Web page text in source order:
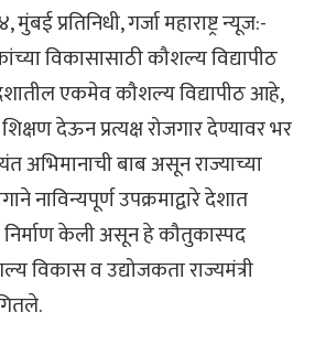
प्रतिनिधी, गर्जा महाराष्ट्र न्यूज:-
विकासासाठी कौशल्य विद्यापीठ
एकमेव कौशल्य विद्यापीठ आहे,
देऊन प्रत्यक्ष रोजगार देण्यावर भर
अभिमानाची बाब असून राज्याच्या
नाविन्यपूर्ण उपक्रमाद्वारे देशात
केली असून हे कौतुकास्पद
विकास व उद्योजकता राज्यमंत्री